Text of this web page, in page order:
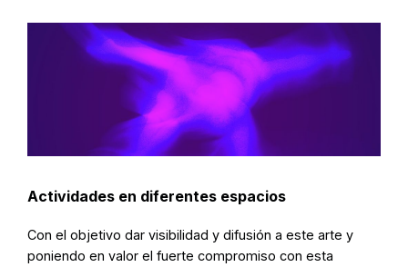
Actividades en diferentes espacios
Con el objetivo dar visibilidad y difusión a este arte y
poniendo en valor el fuerte compromiso con esta